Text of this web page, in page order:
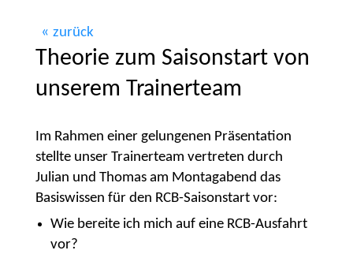
zurück
Theorie zum Saisonstart von
unserem Trainerteam
Im Rahmen einer gelungenen Präsentation
stellte unser Trainerteam vertreten durch
Julian und Thomas am Montagabend das
Basiswissen für den RCB-Saisonstart vor:
Wie bereite ich mich auf eine RCB-Ausfahrt
vor?